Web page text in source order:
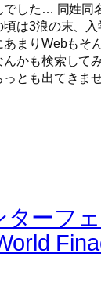
でした… 同姓同
は3浪の末、
まりWebもそ
かも検索して
とも出てきませ
ーフ